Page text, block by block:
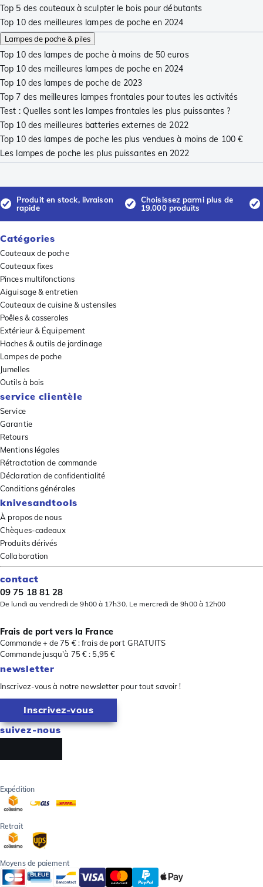
Top 5 des couteaux à sculpter le bois pour débutants
Top 10 des meilleures lampes de poche en 2024
Lampes de poche & piles
Top 10 des lampes de poche à moins de 50 euros
Top 10 des meilleures lampes de poche en 2024
Top 10 des lampes de poche de 2023
Top 7 des meilleures lampes frontales pour toutes les activités
Test : Quelles sont les lampes frontales les plus puissantes ?
Top 10 des meilleures batteries externes de 2022
Top 10 des lampes de poche les plus vendues à moins de 100 €
Les lampes de poche les plus puissantes en 2022
Produit en stock, livraison
rapide
Choisissez parmi plus de
19.000 produits
Catégories
Couteaux de poche
Couteaux fixes
Pinces multifonctions
Aiguisage & entretien
Couteaux de cuisine & ustensiles
Poêles & casseroles
Extérieur & Équipement
Haches & outils de jardinage
Lampes de poche
Jumelles
Outils à bois
service clientèle
Service
Garantie
Retours
Mentions légales
Rétractation de commande
Déclaration de confidentialité
Conditions générales
knivesandtools
À propos de nous
Chèques-cadeaux
Produits dérivés
Collaboration
contact
09 75 18 81 28
De lundi au vendredi de 9h00 à 17h30. Le mercredi de 9h00 à 12h00
Frais de port vers la France
Commande + de 75 € : frais de port GRATUITS
Commande jusqu'à 75 € : 5,95 €
newsletter
Inscrivez-vous à notre newsletter pour tout savoir !
Inscrivez-vous
suivez-nous
Expédition
Retrait
Moyens de paiement